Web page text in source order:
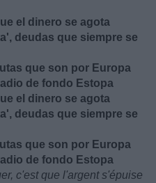
el dinero se agota
deudas que siempre se
que son por Europa
de fondo Estopa
el dinero se agota
deudas que siempre se
que son por Europa
de fondo Estopa
c'est que l'argent s'épuise